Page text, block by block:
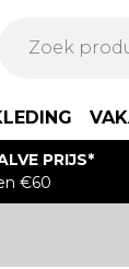
PRIJS*
€60